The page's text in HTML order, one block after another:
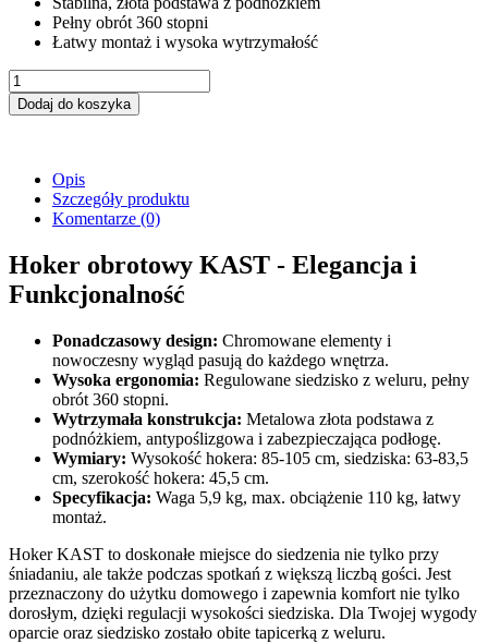
Pełny obrót 360 stopni
Łatwy montaż i wysoka wytrzymałość
Dodaj do koszyka
Opis
Szczegóły produktu
Komentarze (0)
Hoker obrotowy KAST - Elegancja i
Funkcjonalność
Ponadczasowy design: Chromowane elementy i
nowoczesny wygląd pasują do każdego wnętrza.
Wysoka ergonomia: Regulowane siedzisko z weluru, pełny
obrót 360 stopni.
Wytrzymała konstrukcja: Metalowa złota podstawa z
podnóżkiem, antypoślizgowa i zabezpieczająca podłogę.
Wymiary: Wysokość hokera: 85-105 cm, siedziska: 63-83,5
cm, szerokość hokera: 45,5 cm.
Specyfikacja: Waga 5,9 kg, max. obciążenie 110 kg, łatwy
montaż.
Hoker KAST to doskonałe miejsce do siedzenia nie tylko przy
śniadaniu, ale także podczas spotkań z większą liczbą gości. Jest
przeznaczony do użytku domowego i zapewnia komfort nie tylko
dorosłym, dzięki regulacji wysokości siedziska. Dla Twojej wygody
oparcie oraz siedzisko zostało obite tapicerką z weluru.